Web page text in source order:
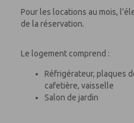
Pour les locations au mois,
de la réservation.
Le logement comprend :
Réfrigérateur, plaques
cafetière, vaisselle
Salon de jardin